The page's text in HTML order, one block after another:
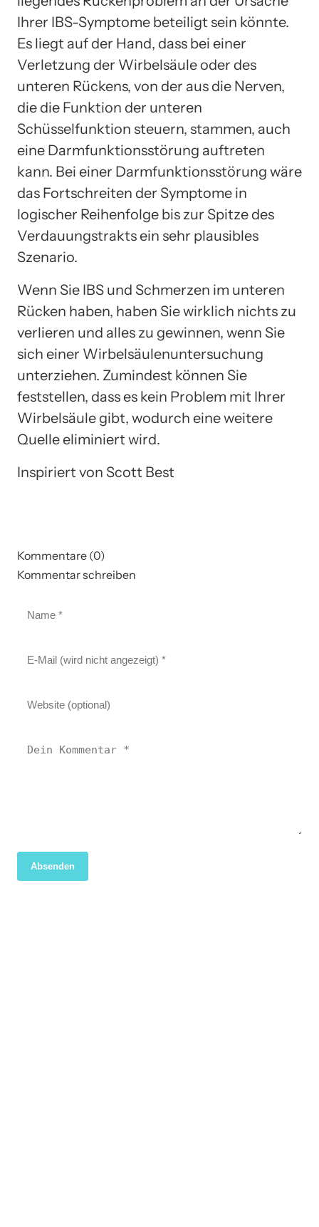
Ihrer IBS-Symptome beteiligt sein könnte.
Es liegt auf der Hand, dass bei einer
Verletzung der Wirbelsäule oder des
unteren Rückens, von der aus die Nerven,
die die Funktion der unteren
Schüsselfunktion steuern, stammen, auch
eine Darmfunktionsstörung auftreten
kann. Bei einer Darmfunktionsstörung wäre
das Fortschreiten der Symptome in
logischer Reihenfolge bis zur Spitze des
Verdauungstrakts ein sehr plausibles
Szenario.
Wenn Sie IBS und Schmerzen im unteren
Rücken haben, haben Sie wirklich nichts zu
verlieren und alles zu gewinnen, wenn Sie
sich einer Wirbelsäulenuntersuchung
unterziehen. Zumindest können Sie
feststellen, dass es kein Problem mit Ihrer
Wirbelsäule gibt, wodurch eine weitere
Quelle eliminiert wird.
Inspiriert von Scott Best
Kommentare (0)
Kommentar schreiben
Absenden